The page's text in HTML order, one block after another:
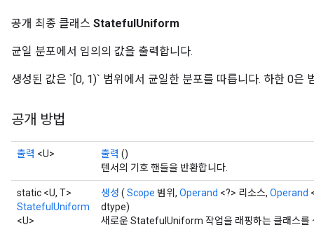
공개 최종 클래스 StatefulUniform
균일 분포에서 임의의 값을 출력합니다.
생성된 값은 `[0, 1)` 범위에서 균일한 분포를 따릅니다. 하한 0은
공개 방법
출력 <U> 출력 ()
텐서의 기호 핸들을 반환합니다.
static <U, T>
StatefulUniform
<U>
생성 ( Scope 범위, Operand <?> 리소스, Operand
dtype)
새로운 StatefulUniform 작업을 래핑하는 클래스를